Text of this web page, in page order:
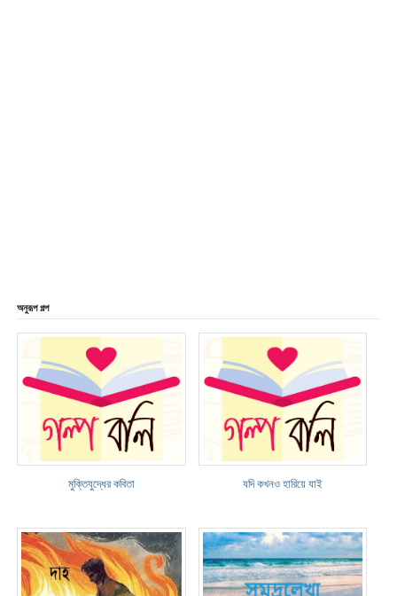
অনুরূপ গল্প
মুক্তিযুদ্ধের কবিতা যদি কখনও হারিয়ে যাই